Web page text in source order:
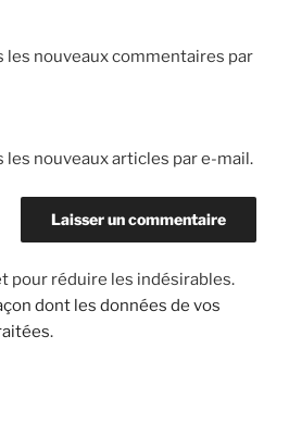
les nouveaux commentaires par
les nouveaux articles par e-mail.
pour réduire les indésirables.
dont les données de vos
.